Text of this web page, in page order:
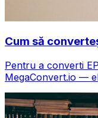
Cum să
Pentru a converti
MegaConvert.io —